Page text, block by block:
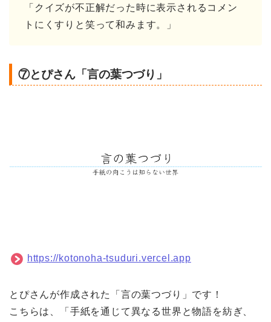
「クイズが不正解だった時に表示されるコメン
トにくすりと笑って和みます。」
⑦とぴさん「言の葉つづり」
https://kotonoha-tsuduri.vercel.app
とぴさんが作成された「言の葉つづり」です！
こちらは、「手紙を通じて異なる世界と物語を紡ぎ、